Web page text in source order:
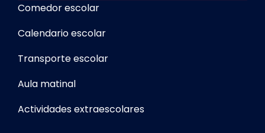
Comedor escolar
Calendario escolar
Transporte escolar
Aula matinal
Actividades extraescolares